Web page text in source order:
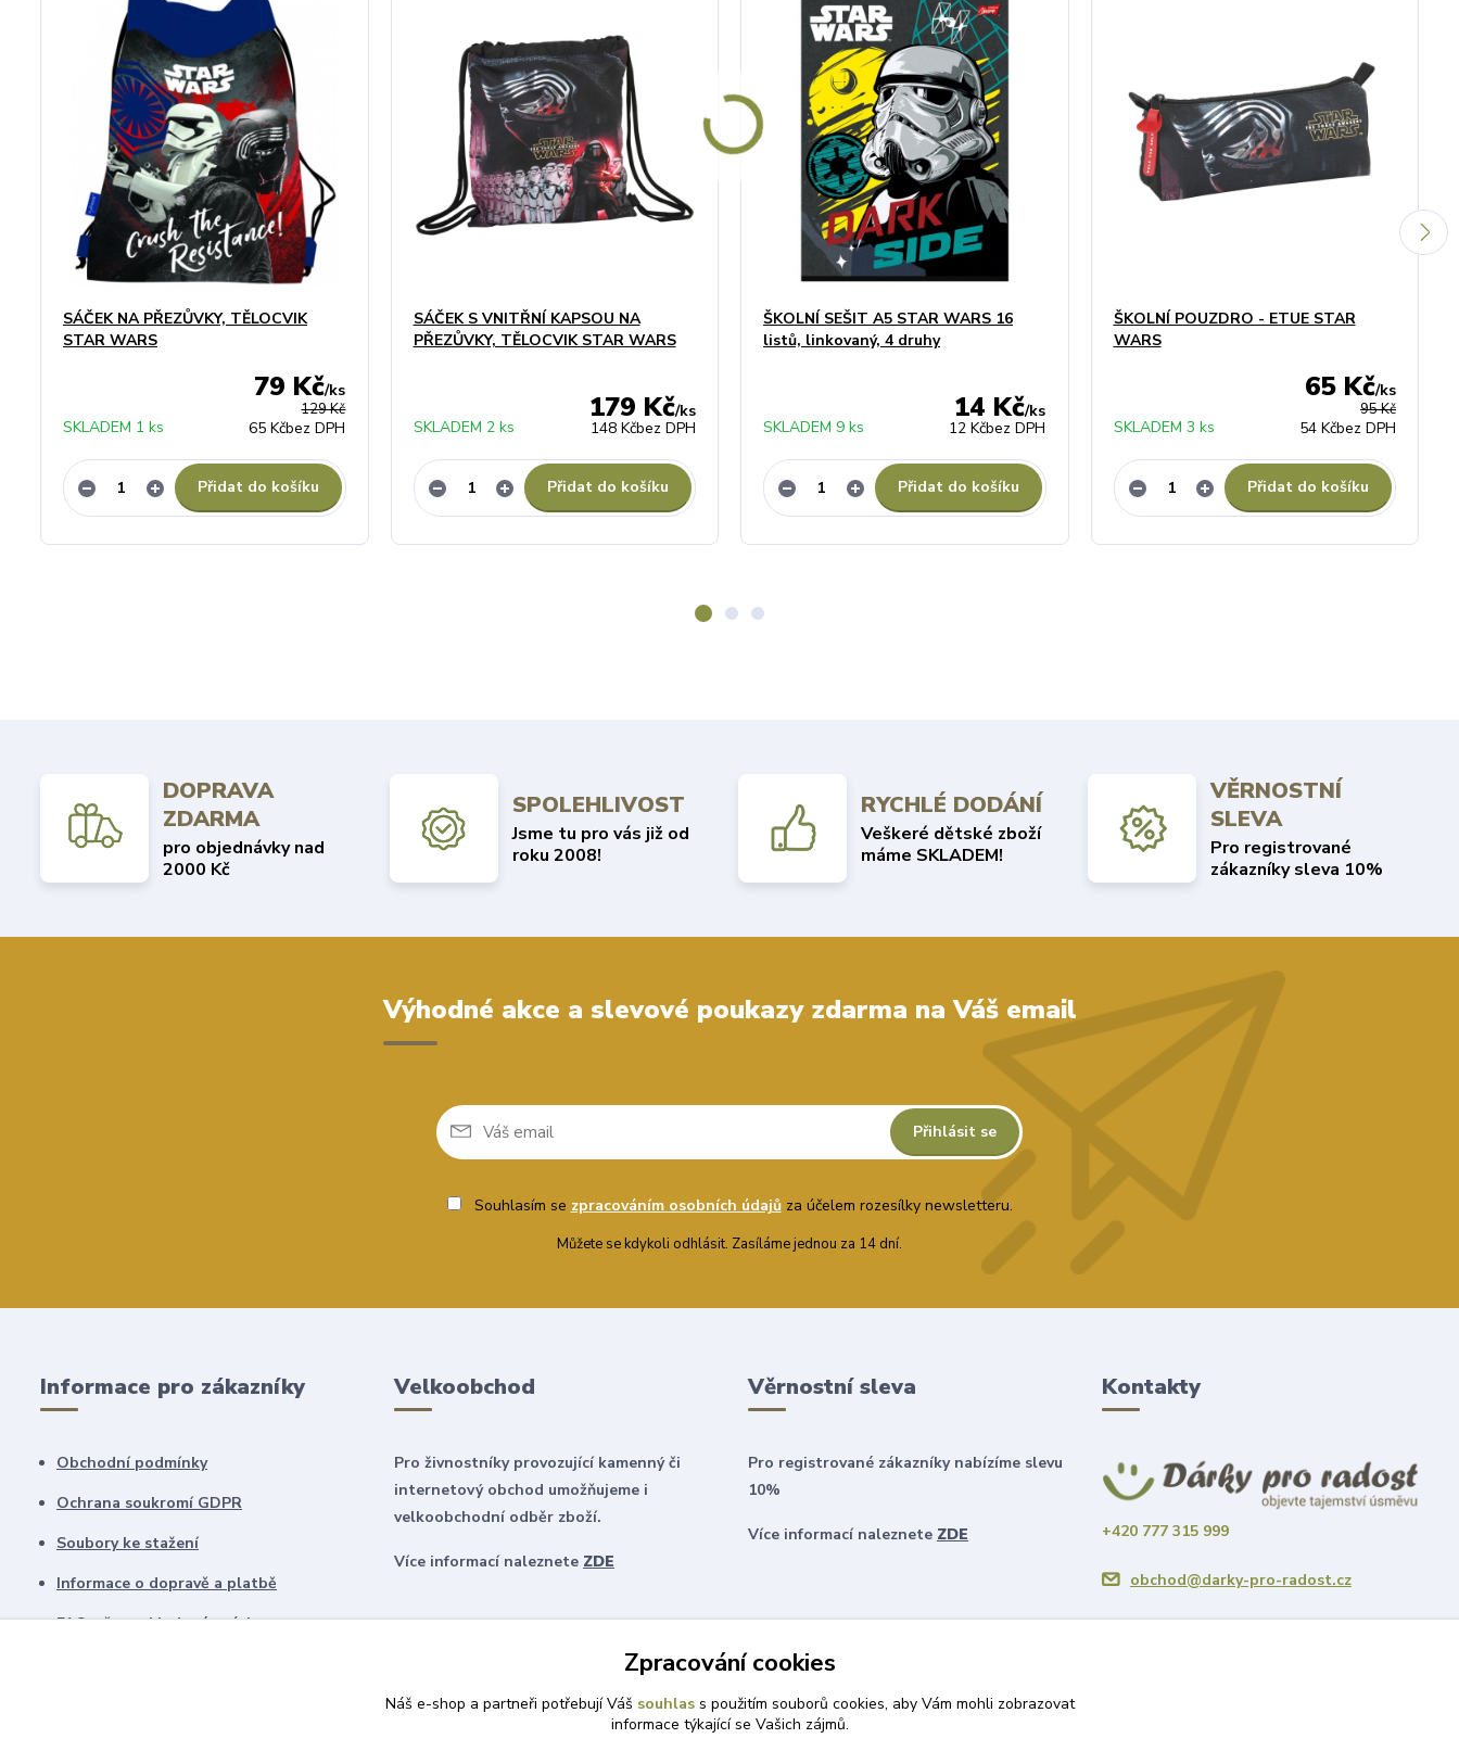
SÁČEK NA PŘEZŮVKY, TĚLOCVIK
STAR WARS
129 Kč
79 Kč/ks
65 Kčbez DPH
SKLADEM 1 ks
Přidat do košíku
SÁČEK S VNITŘNÍ KAPSOU NA
PŘEZŮVKY, TĚLOCVIK STAR WARS
179 Kč/ks
148 Kčbez DPH
SKLADEM 2 ks
Přidat do košíku
ŠKOLNÍ SEŠIT A5 STAR WARS 16
listů, linkovaný, 4 druhy
14 Kč/ks
12 Kčbez DPH
SKLADEM 9 ks
Přidat do košíku
ŠKOLNÍ POUZDRO - ETUE STAR
WARS
95 Kč
65 Kč/ks
54 Kčbez DPH
SKLADEM 3 ks
Přidat do košíku
DOPRAVA
ZDARMA
pro objednávky nad
2000 Kč
SPOLEHLIVOST
Jsme tu pro vás již od
roku 2008!
RYCHLÉ DODÁNÍ
Veškeré dětské zboží
máme SKLADEM!
VĚRNOSTNÍ
SLEVA
Pro registrované
zákazníky sleva 10%
Výhodné akce a slevové poukazy zdarma na Váš email
Přihlásit se
Souhlasím se zpracováním osobních údajůza účelem rozesílky newsletteru.
Můžete se kdykoli odhlásit. Zasíláme jednou za 14 dní.
Informace pro zákazníky
Obchodní podmínky
Ochrana soukromí GDPR
Soubory ke stažení
Informace o dopravě a platbě
FAQ - často kladené otázky
Velkoobchod
Pro živnostníky provozující kamenný či
internetový obchod umožňujeme i
velkoobchodní odběr zboží.
Více informací naleznete ZDE
Věrnostní sleva
Pro registrované zákazníky nabízíme slevu
10%
Více informací naleznete ZDE
Kontakty
+420 777 315 999
obchod@darky-pro-radost.cz
Zpracování cookies
Náš e-shop a partneři potřebují Váš souhlass použitím souborů cookies, aby Vám mohli zobrazovat
informace týkající se Vašich zájmů.